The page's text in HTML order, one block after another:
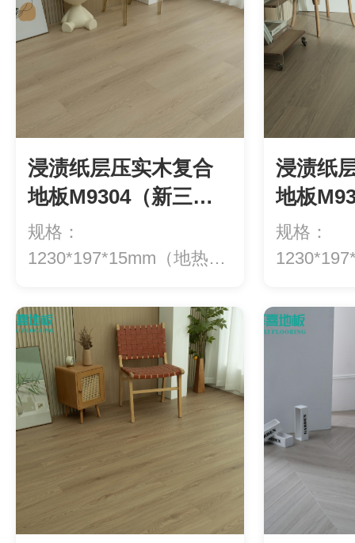
浸渍纸层压实木复合
地板M9304（新三
层）
规格：
1230*197*15mm（地热专
浸渍纸
地板
层）
规格：